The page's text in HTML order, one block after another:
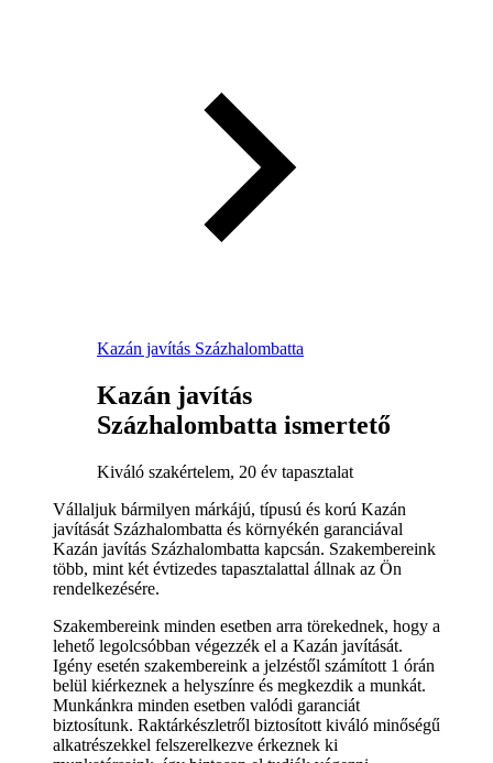
Kazán javítás Százhalombatta
Kazán javítás
Százhalombatta ismertető
Kiváló szakértelem, 20 év tapasztalat
Vállaljuk bármilyen márkájú, típusú és korú Kazán
javítását Százhalombatta és környékén garanciával
Kazán javítás Százhalombatta kapcsán. Szakembereink
több, mint két évtizedes tapasztalattal állnak az Ön
rendelkezésére.
Szakembereink minden esetben arra törekednek, hogy a
lehető legolcsóbban végezzék el a Kazán javítását.
Igény esetén szakembereink a jelzéstől számított 1 órán
belül kiérkeznek a helyszínre és megkezdik a munkát.
Munkánkra minden esetben valódi garanciát
biztosítunk. Raktárkészletről biztosított kiváló minőségű
alkatrészekkel felszerelkezve érkeznek ki